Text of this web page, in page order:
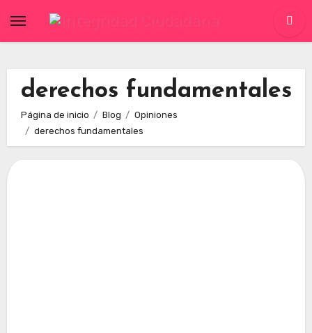
derechos fundamentales
Página de inicio Blog
Opiniones
derechos fundamentales